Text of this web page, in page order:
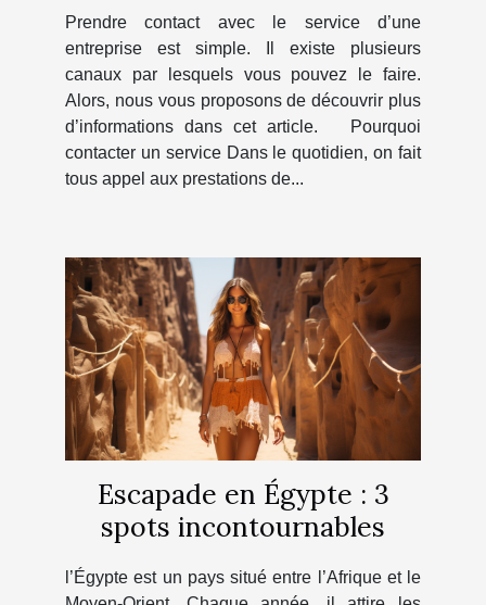
Prendre contact avec le service d’une
entreprise est simple. Il existe plusieurs
canaux par lesquels vous pouvez le faire.
Alors, nous vous proposons de découvrir plus
d’informations dans cet article. Pourquoi
contacter un service Dans le quotidien, on fait
tous appel aux prestations de...
Escapade en Égypte : 3
spots incontournables
l’Égypte est un pays situé entre l’Afrique et le